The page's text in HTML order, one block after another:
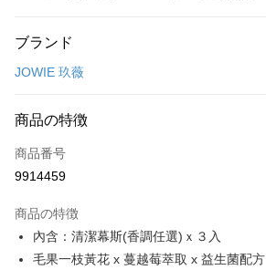
クレジットカード1回払い
LINE Pay
Apple Pay
ATM払い
配送方法
ブランド
JOWIE 玖薇
商品の特徴
商品番号
9914459
商品の特徴
內含：清潔幕斯(香調任選)ｘ３入
毛果一枝黃花 x 蔓越莓萃取 x 益生菌配方